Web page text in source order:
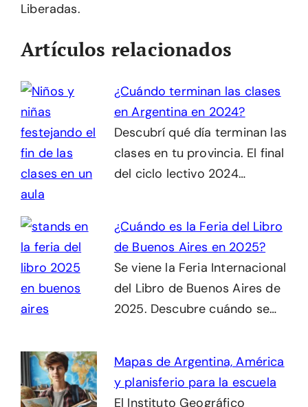
Liberadas.
Artículos relacionados
¿Cuándo terminan las clases
en Argentina en 2024?
Descubrí qué día terminan las
clases en tu provincia. El final
del ciclo lectivo 2024…
¿Cuándo es la Feria del Libro
de Buenos Aires en 2025?
Se viene la Feria Internacional
del Libro de Buenos Aires de
2025. Descubre cuándo se…
Mapas de Argentina, América
y planisferio para la escuela
El Instituto Geográfico